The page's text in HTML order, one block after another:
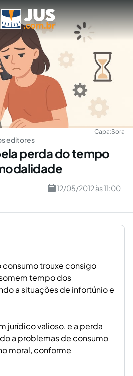
Capa:Sora
editores
perda do tempo
12/05/2012 às 11:00
consumo trouxe consigo
tempo dos
a situações de infortúnio e
jurídico valioso, e a perda
a problemas de consumo
moral, conforme